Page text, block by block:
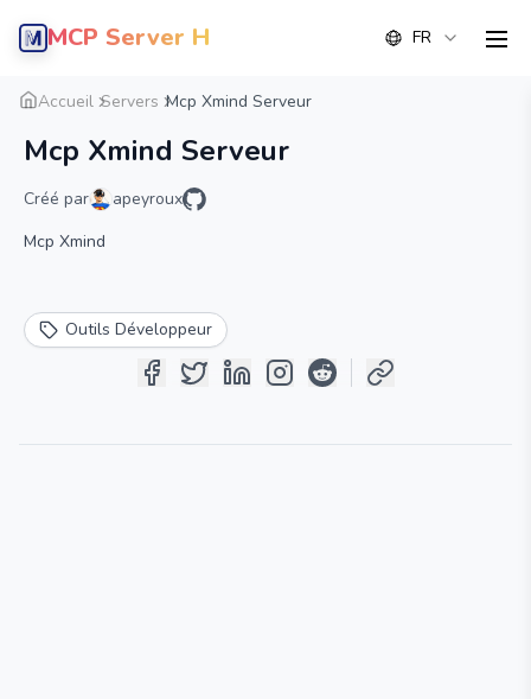
MCP Server Hub FR
Accueil Servers Mcp Xmind Serveur
Mcp Xmind Serveur
Créé par
apeyroux
Mcp Xmind
Outils Développeur
Aperçu Détail Alternative